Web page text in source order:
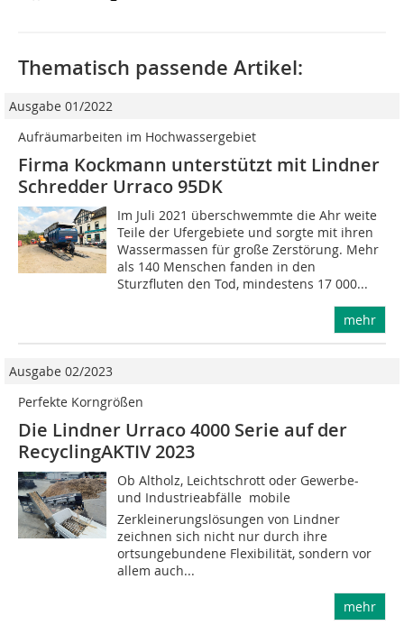
Thematisch passende Artikel:
Ausgabe 01/2022
Aufräumarbeiten im Hochwassergebiet
Firma Kockmann unterstützt mit Lindner
Schredder Urraco 95DK
Im Juli 2021 überschwemmte die Ahr weite
Teile der Ufergebiete und sorgte mit ihren
Wassermassen für große Zerstörung. Mehr
als 140 Menschen fanden in den
Sturzfluten den Tod, mindestens 17 000...
mehr
Ausgabe 02/2023
Perfekte Korngrößen
Die Lindner Urraco 4000 Serie auf der
RecyclingAKTIV 2023
Ob Altholz, Leichtschrott oder Gewerbe-
und Industrieabfälle  mobile
Zerkleinerungslösungen von Lindner
zeichnen sich nicht nur durch ihre
ortsungebundene Flexibilität, sondern vor
allem auch...
mehr